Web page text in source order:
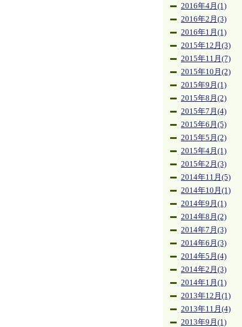
2016年4月(1)
2016年2月(3)
2016年1月(1)
2015年12月(3)
2015年11月(7)
2015年10月(2)
2015年9月(1)
2015年8月(2)
2015年7月(4)
2015年6月(5)
2015年5月(2)
2015年4月(1)
2015年2月(3)
2014年11月(5)
2014年10月(1)
2014年9月(1)
2014年8月(2)
2014年7月(3)
2014年6月(3)
2014年5月(4)
2014年2月(3)
2014年1月(1)
2013年12月(1)
2013年11月(4)
2013年9月(1)